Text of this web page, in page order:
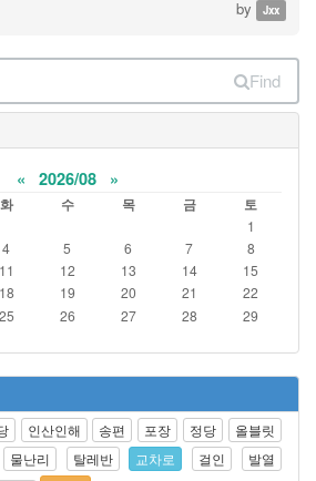
by Jxx
Find
« 2026/08 »
화 수 목 금 토
1
4 5 6 7 8
11 12 13 14
15
18 19 20 21
22
25 26 27 28
29
인산인해 송편 포장 정당
올블릿
물난리 탈레반 교차로 걸인
발열